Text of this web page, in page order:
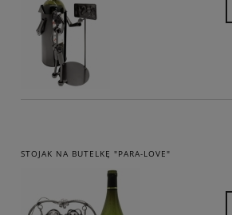
STOJAK NA BUTELKĘ "PARA-LOVE"